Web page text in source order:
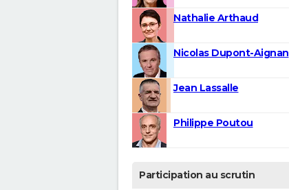
Nathalie Arthaud
Nicolas Dupont-Aignan
Jean Lassalle
Philippe Poutou
Participation au scrutin